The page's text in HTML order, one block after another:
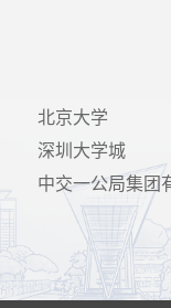
北京大学
深圳大学城
中交一公局集团